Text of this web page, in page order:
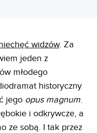
widzów. Za
jeden z
młodego
historyczny
jego opus magnum.
i odkrywcze, a
ze sobą. I tak przez